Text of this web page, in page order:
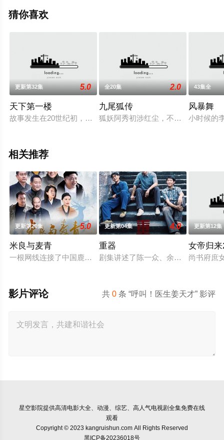
剧提前免费观看，更多剧情信息可移步至豆瓣电视剧、电
猜你喜欢
更新第32集 5.0
天下第一楼
故事发生在20世纪初，老北京城内乱象丛生。危机边缘的老字
全20集 2.0
九尾狐传
狐妖阿秀初涉红尘，不谙世事，与书
43集全
风暴舞
小时候的
相关推荐
更新第20集 5.0
米良与麦青
一根网线连接了中国鹿鸣村和英国牛津，麦香通过视频向米良
更新第04集 4.0
重器
剧集讲述了陈一众、余高远、张丽慧
更新第12集
女帝归来
尚书府庶
共0 条 “呼叫！医生姜天才” 影评
影片评论
星空影院提供高清电影大全、动漫、综艺、高人气电视剧全集免费在线
观看
Copyright © 2023 kangruishun.com All Rights Reserved
黑ICP备20236018号